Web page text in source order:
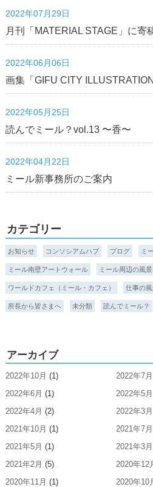
2022年07月29日
月刊「MATERIAL STAGE」に寄
2022年06月06日
画集「GIFU CITY ILLUSTRATION
2022年05月25日
読んでミール？vol.13 〜香〜
2022年04月22日
ミール新事務所のご案内
カテゴリー
お知らせ コンソシアムハブ ブログ ミ
ミール南壁アートウォール ミール周辺の風景
ワールドカフェ（ミール・カフェ） 仕事の
所長から皆さまへ 未分類 読んでミール？
アーカイブ
2022年10月 (1) 2022年7月
2022年6月 (1) 2022年5月
2022年4月 (2) 2022年3月
2021年10月 (1) 2021年7月
2021年5月 (1) 2021年3月
2021年2月 (5) 2020年12
2020年11月 (1) 2020年10